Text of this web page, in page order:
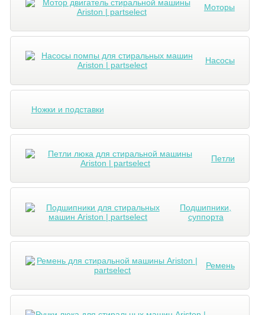
Моторы
Насосы
Ножки и подставки
Петли
Подшипники,
суппорта
Ремень